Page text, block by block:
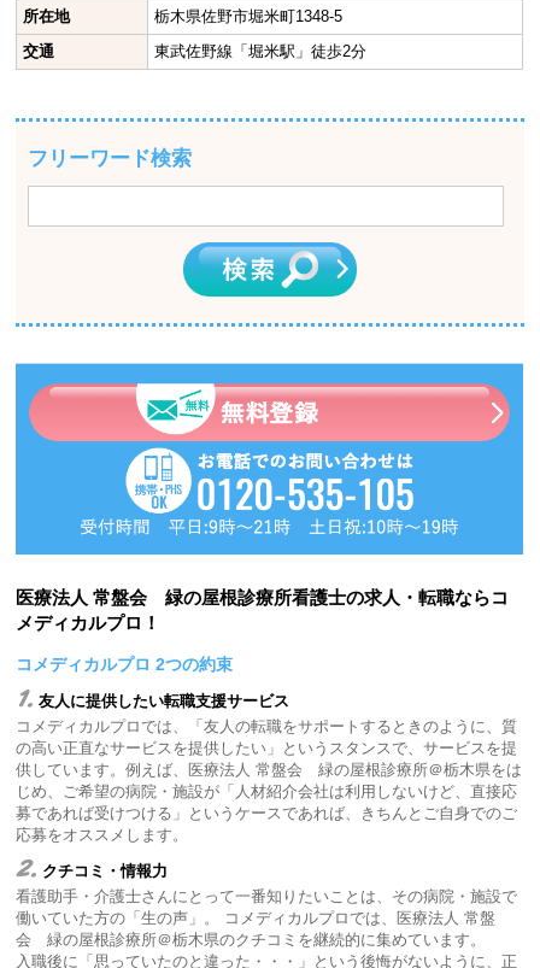
所在地
栃木県佐野市堀米町1348-5
交通
東武佐野線「堀米駅」徒歩2分
フリーワード検索
医療法人 常盤会 緑の屋根診療所看護士の求人・転職ならコ
メディカルプロ！
コメディカルプロ 2つの約束
1. 友人に提供したい転職支援サービス
コメディカルプロでは、「友人の転職をサポートするときのように、質
の高い正直なサービスを提供したい」というスタンスで、サービスを提
供しています。例えば、医療法人 常盤会 緑の屋根診療所＠栃木県をは
じめ、ご希望の病院・施設が「人材紹介会社は利用しないけど、直接応
募であれば受けつける」というケースであれば、きちんとご自身でのご
応募をオススメします。
2. クチコミ・情報力
看護助手・介護士さんにとって一番知りたいことは、その病院・施設で
働いていた方の「生の声」。 コメディカルプロでは、医療法人 常盤
会 緑の屋根診療所＠栃木県のクチコミを継続的に集めています。
入職後に「思っていたのと違った・・・」という後悔がないように、正